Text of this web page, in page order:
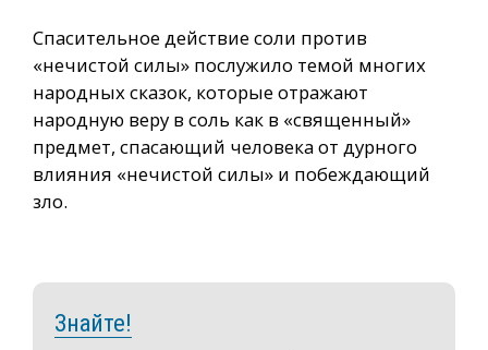
Спасительное действие соли против
«нечистой силы» послужило темой многих
народных сказок, которые отражают
народную веру в соль как в «священный»
предмет, спасающий человека от дурного
влияния «нечистой силы» и побеждающий
зло.
Знайте!